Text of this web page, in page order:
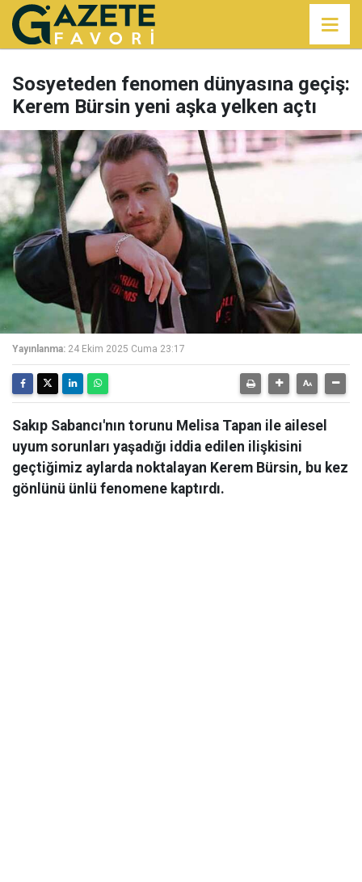
Sosyeteden fenomen dünyasına geçiş:
Kerem Bürsin yeni aşka yelken açtı
Yayınlanma: 24 Ekim 2025 Cuma 23:17
Sakıp Sabancı'nın torunu Melisa Tapan ile ailesel
uyum sorunları yaşadığı iddia edilen ilişkisini
geçtiğimiz aylarda noktalayan Kerem Bürsin, bu kez
gönlünü ünlü fenomene kaptırdı.